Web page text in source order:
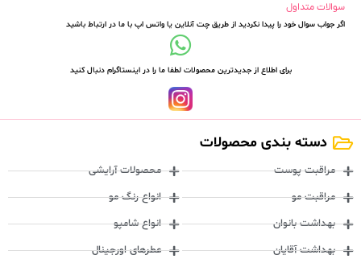
سوالات متداول
اگر جواب سوال خود را پیدا نکردید از طریق چت آنلاین یا واتس اپ با ما در ارتباط باشید
برای اطلاع از جدیدترین محصولات لطفا ما را در اینستاگرام دنبال کنید
دسته بندی محصولات
مراقبت پوست
مراقبت مو
بهداشت بانوان
بهداشت آقایان
محصولات آرایشی
انواع رنگ مو
انواع شامپو
عطرهای اورجینال